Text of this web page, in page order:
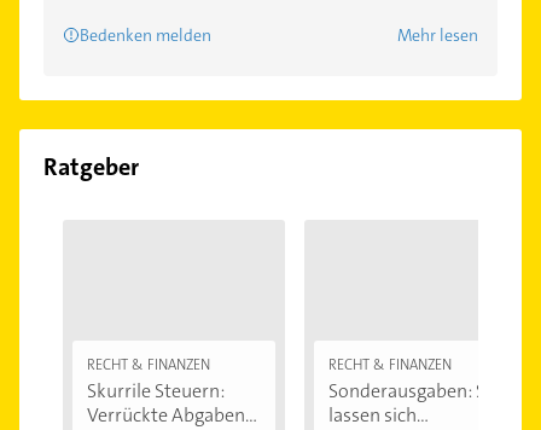
Bedenken melden Mehr lesen
Ratgeber
RECHT & FINANZEN
Skurrile Steuern:
Verrückte Abgaben...
RECHT & FINANZEN
Sonderausgaben: So
lassen sich...